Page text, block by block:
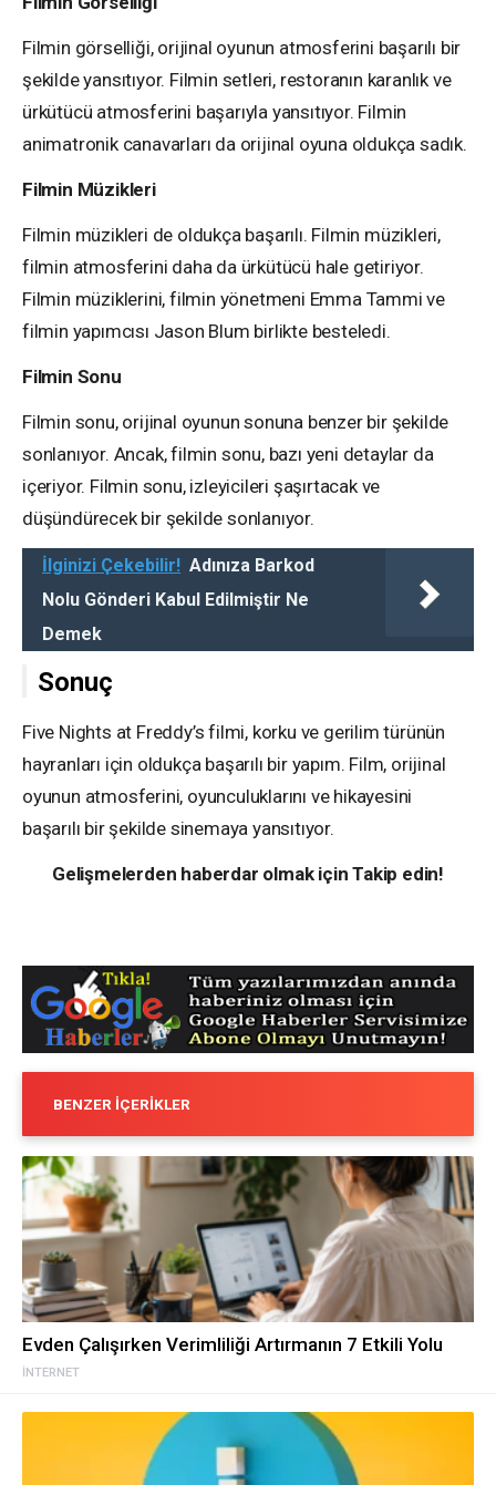
Filmin görselliği, orijinal oyunun atmosferini başarılı bir
şekilde yansıtıyor. Filmin setleri, restoranın karanlık ve
ürkütücü atmosferini başarıyla yansıtıyor. Filmin
animatronik canavarları da orijinal oyuna oldukça sadık.
Filmin Müzikleri
Filmin müzikleri de oldukça başarılı. Filmin müzikleri,
filmin atmosferini daha da ürkütücü hale getiriyor.
Filmin müziklerini, filmin yönetmeni Emma Tammi ve
filmin yapımcısı Jason Blum birlikte besteledi.
Filmin Sonu
Filmin sonu, orijinal oyunun sonuna benzer bir şekilde
sonlanıyor. Ancak, filmin sonu, bazı yeni detaylar da
içeriyor. Filmin sonu, izleyicileri şaşırtacak ve
düşündürecek bir şekilde sonlanıyor.
İlginizi Çekebilir! Adınıza Barkod
Nolu Gönderi Kabul Edilmiştir Ne
Demek
Sonuç
Five Nights at Freddy’s filmi, korku ve gerilim türünün
hayranları için oldukça başarılı bir yapım. Film, orijinal
oyunun atmosferini, oyunculuklarını ve hikayesini
başarılı bir şekilde sinemaya yansıtıyor.
Gelişmelerden haberdar olmak için Takip edin!
BENZER İÇERIKLER
İNTERNET
Evden Çalışırken Verimliliği Artırmanın 7 Etkili Yolu